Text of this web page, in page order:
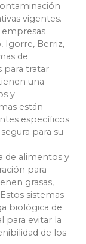
vigentes.
empresas
Igorre, Berriz,
de
para tratar
una
y
están
específicos
para su
de alimentos y
para
grasas,
sistemas
biológica de
para evitar la
de los